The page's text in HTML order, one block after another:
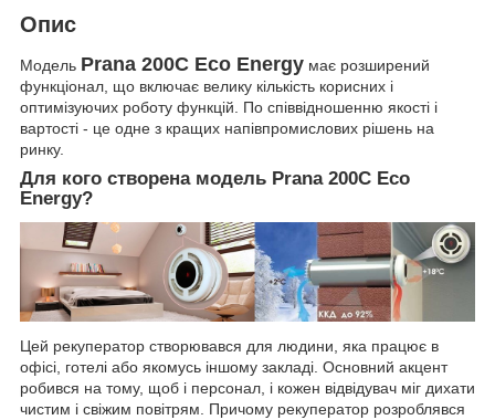
Опис
Модель Prana 200C Eco Energy має розширений
функціонал, що включає велику кількість корисних і
оптимізуючих роботу функцій. По співвідношенню якості і
вартості - це одне з кращих напівпромислових рішень на
ринку.
Для кого створена модель Prana 200C Eco
Energy?
Цей рекуператор створювався для людини, яка працює в
офісі, готелі або якомусь іншому закладі. Основний акцент
робився на тому, щоб і персонал, і кожен відвідувач міг дихати
чистим і свіжим повітрям. Причому рекуператор розроблявся